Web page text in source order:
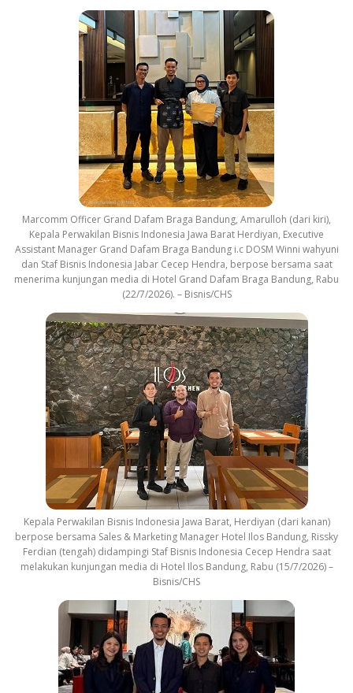
Marcomm Officer Grand Dafam Braga Bandung, Amarulloh (dari kiri),
Kepala Perwakilan Bisnis Indonesia Jawa Barat Herdiyan, Executive
Assistant Manager Grand Dafam Braga Bandung i.c DOSM Winni wahyuni
dan Staf Bisnis Indonesia Jabar Cecep Hendra, berpose bersama saat
menerima kunjungan media di Hotel Grand Dafam Braga Bandung, Rabu
(22/7/2026). – Bisnis/CHS
Kepala Perwakilan Bisnis Indonesia Jawa Barat, Herdiyan (dari kanan)
berpose bersama Sales & Marketing Manager Hotel Ilos Bandung, Rissky
Ferdian (tengah) didampingi Staf Bisnis Indonesia Cecep Hendra saat
melakukan kunjungan media di Hotel Ilos Bandung, Rabu (15/7/2026) –
Bisnis/CHS